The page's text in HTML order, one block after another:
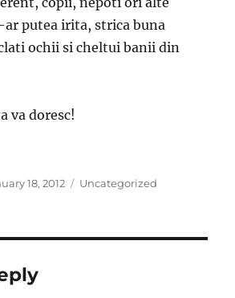
ar putea irita, strica buna
ochii si cheltui banii din
va doresc!
18, 2012 Categories
Uncategorized